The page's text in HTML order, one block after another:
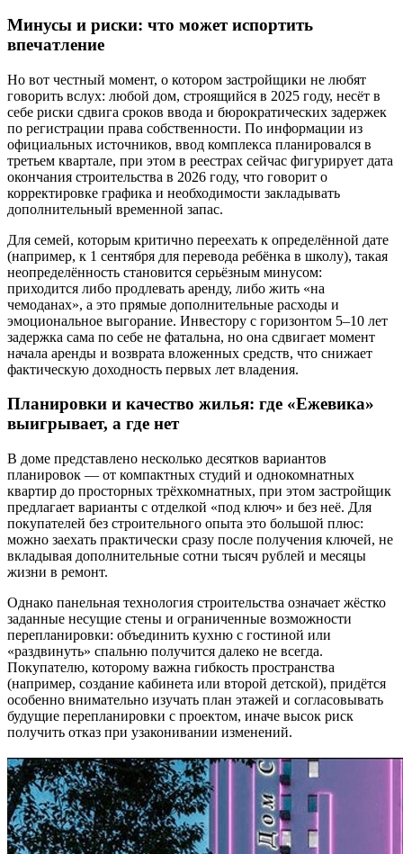
Минусы и риски: что может испортить
впечатление
Но вот честный момент, о котором застройщики не любят
говорить вслух: любой дом, строящийся в 2025 году, несёт в
себе риски сдвига сроков ввода и бюрократических задержек
по регистрации права собственности. По информации из
официальных источников, ввод комплекса планировался в
третьем квартале, при этом в реестрах сейчас фигурирует дата
окончания строительства в 2026 году, что говорит о
корректировке графика и необходимости закладывать
дополнительный временной запас.
Для семей, которым критично переехать к определённой дате
(например, к 1 сентября для перевода ребёнка в школу), такая
неопределённость становится серьёзным минусом:
приходится либо продлевать аренду, либо жить «на
чемоданах», а это прямые дополнительные расходы и
эмоциональное выгорание. Инвестору с горизонтом 5–10 лет
задержка сама по себе не фатальна, но она сдвигает момент
начала аренды и возврата вложенных средств, что снижает
фактическую доходность первых лет владения.
Планировки и качество жилья: где «Ежевика»
выигрывает, а где нет
В доме представлено несколько десятков вариантов
планировок — от компактных студий и однокомнатных
квартир до просторных трёхкомнатных, при этом застройщик
предлагает варианты с отделкой «под ключ» и без неё. Для
покупателей без строительного опыта это большой плюс:
можно заехать практически сразу после получения ключей, не
вкладывая дополнительные сотни тысяч рублей и месяцы
жизни в ремонт.
Однако панельная технология строительства означает жёстко
заданные несущие стены и ограниченные возможности
перепланировки: объединить кухню с гостиной или
«раздвинуть» спальню получится далеко не всегда.
Покупателю, которому важна гибкость пространства
(например, создание кабинета или второй детской), придётся
особенно внимательно изучать план этажей и согласовывать
будущие перепланировки с проектом, иначе высок риск
получить отказ при узаконивании изменений.